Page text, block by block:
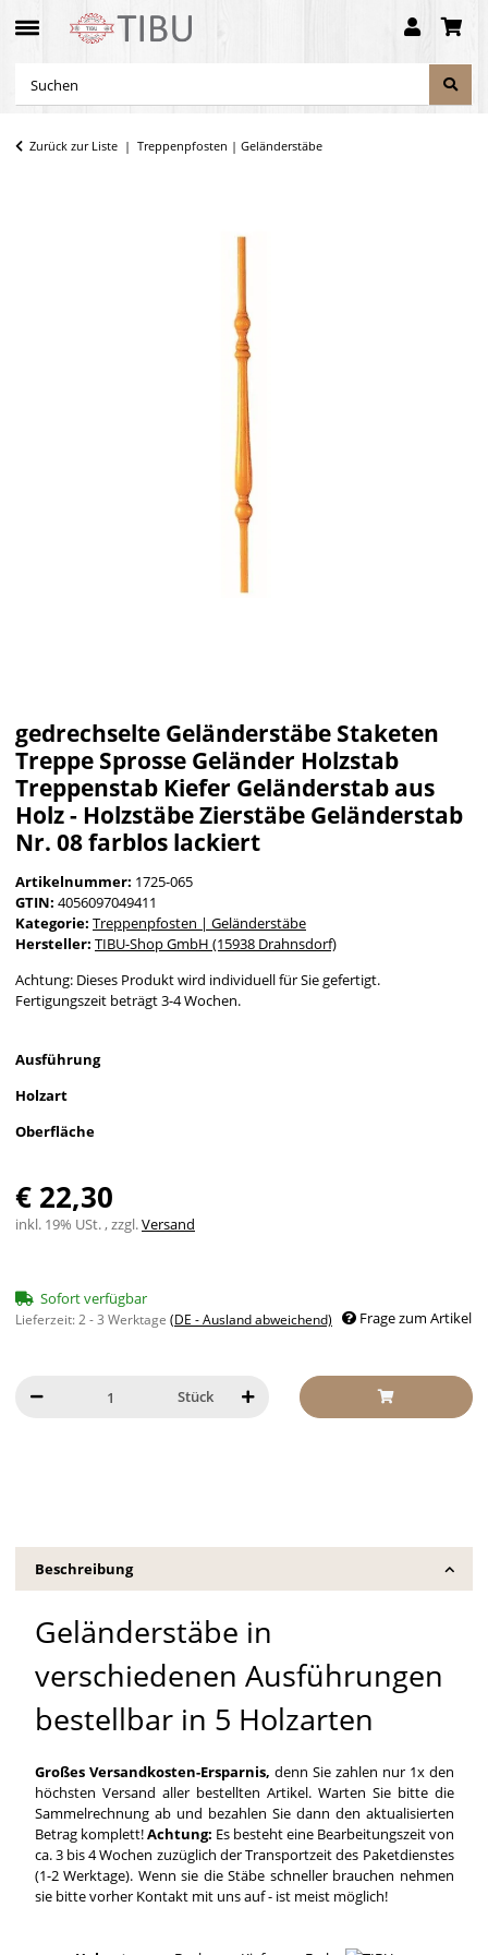
Zurück zur Liste Treppenpfosten | Geländerstäbe
gedrechselte Geländerstäbe Staketen
Treppe Sprosse Geländer Holzstab
Treppenstab Kiefer Geländerstab aus
Holz - Holzstäbe Zierstäbe Geländerstab
Nr. 08 farblos lackiert
Artikelnummer: 1725-065
GTIN: 4056097049411
Kategorie: Treppenpfosten | Geländerstäbe
Hersteller: TIBU-Shop GmbH (15938 Drahnsdorf)
Achtung: Dieses Produkt wird individuell für Sie gefertigt.
Fertigungszeit beträgt 3-4 Wochen.
Ausführung
Holzart
Oberfläche
€ 22,30
inkl. 19% USt. , zzgl.Versand
Sofort verfügbar
Lieferzeit:2 - 3 Werktage (DE - Ausland abweichend) Frage zum Artikel
Stück
Beschreibung
Geländerstäbe in
verschiedenen Ausführungen
bestellbar in 5 Holzarten
Großes Versandkosten-Ersparnis, denn Sie zahlen nur 1x den
höchsten Versand aller bestellten Artikel. Warten Sie bitte die
Sammelrechnung ab und bezahlen Sie dann den aktualisierten
Betrag komplett!Achtung: Es besteht eine Bearbeitungszeit von
ca. 3 bis 4 Wochen zuzüglich der Transportzeit des Paketdienstes
(1-2 Werktage). Wenn sie die Stäbe schneller brauchen nehmen
sie bitte vorher Kontakt mit uns auf - ist meist möglich!